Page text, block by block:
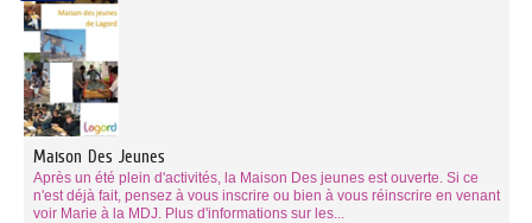
Maison Des Jeunes
Après un été plein d'activités, la Maison Des jeunes est ouverte. Si ce
n'est déjà fait, pensez à vous inscrire ou bien à vous réinscrire en venant
voir Marie à la MDJ. Plus d'informations sur les...